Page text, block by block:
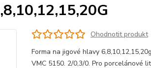
Ohodnotit produkt
Forma na jigové hlavy
VMC 5150. 2/0,3/0. Pro porcelánové